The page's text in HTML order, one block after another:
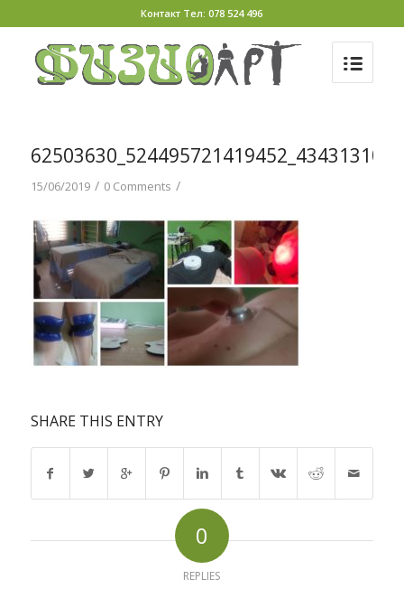
Контакт Тел: 078 524 496
15/06/2019 / 0 Comments /
SHARE THIS ENTRY
0
REPLIES